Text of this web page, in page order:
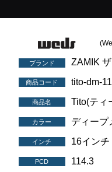
ブランド ZAMIK
商品コード tito-dm-
商品名 Tito(ティ
カラー ディープ
インチ 16インチ
PCD 114.3